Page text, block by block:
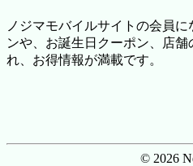
ノジマモバイルサイトの会員
ンや、お誕生日クーポン、店
れ、お得情報が満載です。
© 2026